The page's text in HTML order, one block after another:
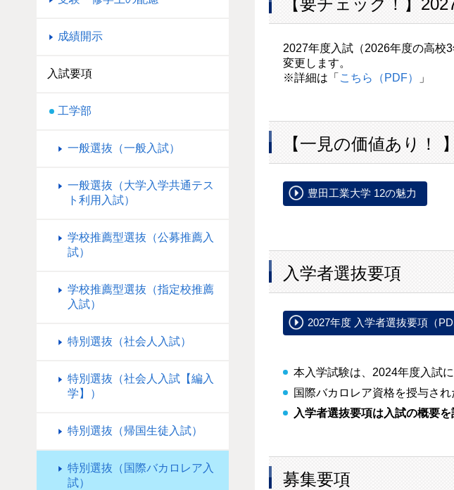
【要チェック！】
2027年度入試（2026年度の高校
変更します。
※詳細は「 こちら（PDF） 」
【一見の価値あり！
豊田工業大学 12の魅力
入学者選抜要項
2027年度 入学者選抜要項（
本入学試験は、2024年度入試
国際バカロレア資格を授与さ
入学者選抜要項は入試の概要
募集要項
成績開示
入試要項
工学部
一般選抜（一般入試）
一般選抜（大学入学共通テス
ト利用入試）
学校推薦型選抜（公募推薦入
試）
学校推薦型選抜（指定校推薦
入試）
特別選抜（社会人入試）
特別選抜（社会人入試【編入
学】）
特別選抜（帰国生徒入試）
特別選抜（国際バカロレア入
試）